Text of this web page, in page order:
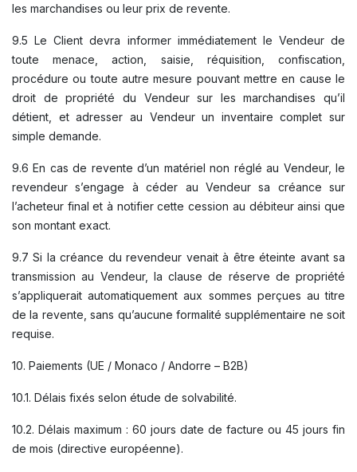
les marchandises ou leur prix de revente.
9.5 Le Client devra informer immédiatement le Vendeur de
toute menace, action, saisie, réquisition, confiscation,
procédure ou toute autre mesure pouvant mettre en cause le
droit de propriété du Vendeur sur les marchandises qu’il
détient, et adresser au Vendeur un inventaire complet sur
simple demande.
9.6 En cas de revente d’un matériel non réglé au Vendeur, le
revendeur s’engage à céder au Vendeur sa créance sur
l’acheteur final et à notifier cette cession au débiteur ainsi que
son montant exact.
9.7 Si la créance du revendeur venait à être éteinte avant sa
transmission au Vendeur, la clause de réserve de propriété
s’appliquerait automatiquement aux sommes perçues au titre
de la revente, sans qu’aucune formalité supplémentaire ne soit
requise.
10. Paiements (UE / Monaco / Andorre – B2B)
10.1. Délais fixés selon étude de solvabilité.
10.2. Délais maximum : 60 jours date de facture ou 45 jours fin
de mois (directive européenne).